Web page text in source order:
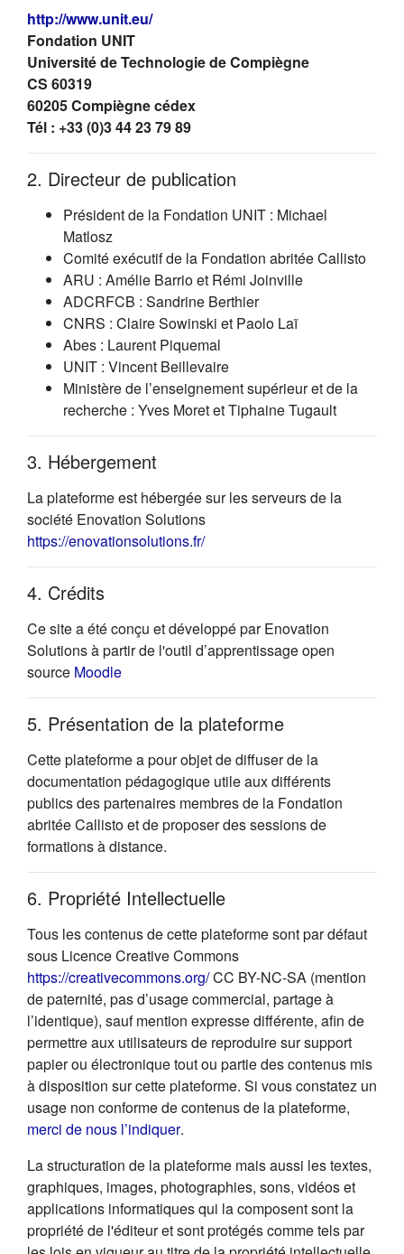
http://www.unit.eu/(s'ouvre dans un nouvel onglet)
Fondation UNIT
Université de Technologie de Compiègne
CS 60319
60205 Compiègne cédex
Tél : +33 (0)3 44 23 79 89
2. Directeur de publication
Président de la Fondation UNIT : Michael
Matlosz
Comité exécutif de la Fondation abritée Callisto
ARU : Amélie Barrio et Rémi Joinville
ADCRFCB : Sandrine Berthier
CNRS : Claire Sowinski et Paolo Laï
Abes : Laurent Piquemal
UNIT : Vincent Beillevaire
Ministère de l’enseignement supérieur et de la
recherche : Yves Moret et Tiphaine Tugault
3. Hébergement
La plateforme est hébergée sur les serveurs de la
société Enovation Solutions
https://enovationsolutions.fr/(s'ouvre dans un nouvel onglet)
4. Crédits
Ce site a été conçu et développé par Enovation
Solutions à partir de l'outil d’apprentissage open
source Moodle(s'ouvre dans un nouvel onglet)
5. Présentation de la plateforme
Cette plateforme a pour objet de diffuser de la
documentation pédagogique utile aux différents
publics des partenaires membres de la Fondation
abritée Callisto et de proposer des sessions de
formations à distance.
6. Propriété Intellectuelle
Tous les contenus de cette plateforme sont par défaut
sous Licence Creative Commons
https://creativecommons.org/(s'ouvre dans un nouvel
CC BY-NC-SA (mention
de paternité, pas d’usage commercial, partage à
l’identique), sauf mention expresse différente, afin de
permettre aux utilisateurs de reproduire sur support
papier ou électronique tout ou partie des contenus mis
à disposition sur cette plateforme. Si vous constatez un
usage non conforme de contenus de la plateforme,
merci de nous l’indiquer(s'ouvre dans un nouvel onglet)
.
La structuration de la plateforme mais aussi les textes,
graphiques, images, photographies, sons, vidéos et
applications informatiques qui la composent sont la
propriété de l'éditeur et sont protégés comme tels par